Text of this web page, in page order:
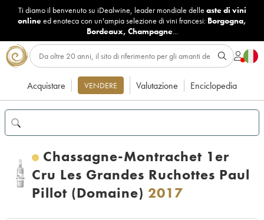
Ti diamo il benvenuto su iDealwine, leader mondiale delle aste di vini
onlineed enoteca con un'ampia selezione di vini francesi: Borgogna,
Bordeaux, Champagne...
Acquistare VENDERE Valutazione Enciclopedia
Chassagne-Montrachet 1er
Cru Les Grandes Ruchottes Paul
Pillot (Domaine) 2017